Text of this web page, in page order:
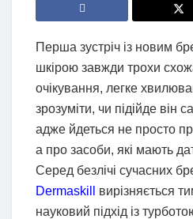
Перша зустріч із новим
шкірою завжди трохи
очікування, легке
зрозуміти, чи підійде він
адже йдеться не просто
а про засоби, які мають
Серед безлічі сучасних
Dermaskill
вирізняється
науковий підхід із